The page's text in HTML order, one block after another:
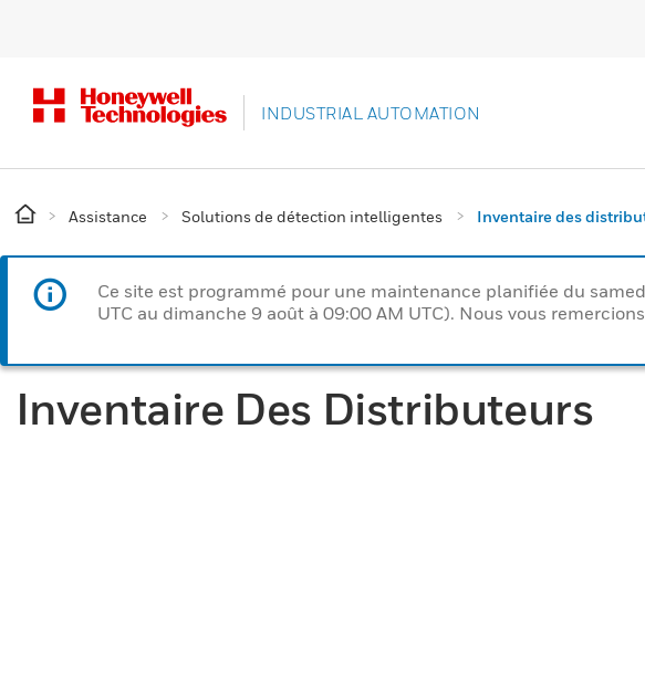
INDUSTRIAL AUTOMATION
Assistance Solutions de détection intelligentes Inventaire des
Ce site est programmé pour une maintenance planifiée du
UTC au dimanche 9 août à 09:00 AM UTC). Nous vous
Inventaire Des Distributeurs